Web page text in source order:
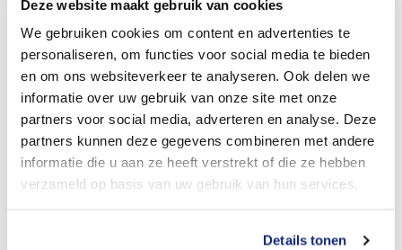
Deze website maakt gebruik van cookies
We gebruiken cookies om content en advertenties te
personaliseren, om functies voor social media te bieden
en om ons websiteverkeer te analyseren. Ook delen we
informatie over uw gebruik van onze site met onze
partners voor social media, adverteren en analyse. Deze
partners kunnen deze gegevens combineren met andere
informatie die u aan ze heeft verstrekt of die ze hebben
verzameld op basis van uw gebruik van hun services.
Details tonen
Dit kost een begrafenis
Bekijk tarieven voor crematie